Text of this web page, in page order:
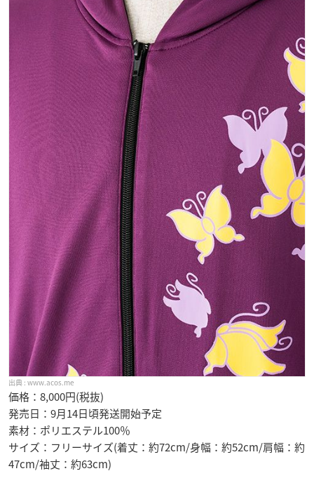
www.acos.me
価格：8,000円(税抜)
発売日：9月14日頃発送開始予定
素材：ポリエステル100％
サイズ：フリーサイズ(着丈：約72cm/身幅：約52cm/肩幅：約
47cm/袖丈：約63cm)